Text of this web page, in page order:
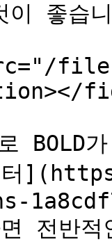
이 좋습
files/
터
전반